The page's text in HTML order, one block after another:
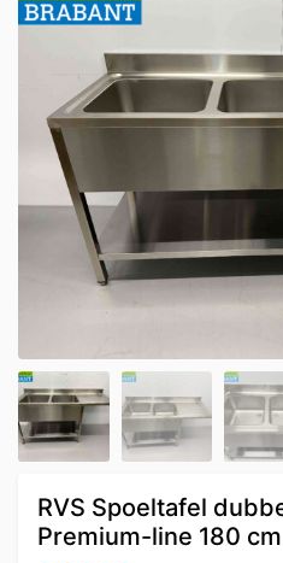
RVS Spoeltafel
Premium-line 180